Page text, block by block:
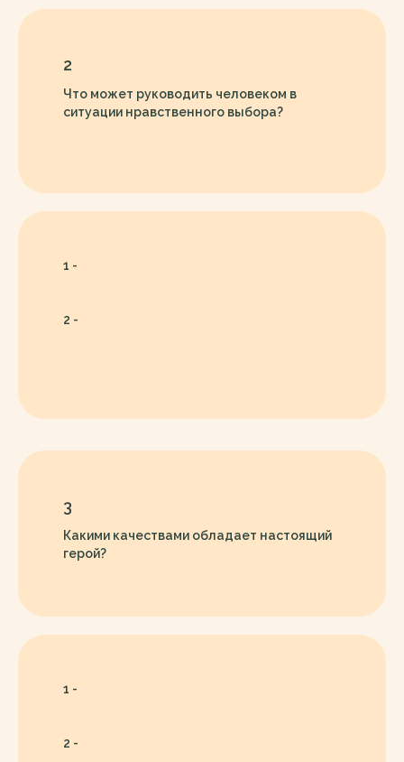
2
Что может руководить человеком в
ситуации нравственного выбора?
1 -
2 -
3
Какими качествами обладает настоящий
герой?
1 -
2 -